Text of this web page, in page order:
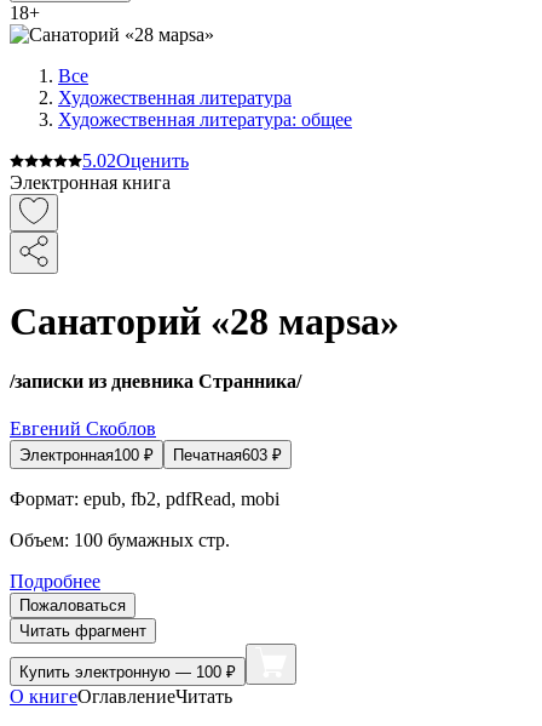
18+
Все
Художественная литература
Художественная литература: общее
5.02Оценить
Электронная книга
Санаторий «28 марsа»
/записки из дневника Странника/
Евгений Скоблов
Электронная100 ₽ Печатная603 ₽
Формат: epub, fb2, pdfRead, mobi
Объем: 100 бумажных стр.
Подробнее
Пожаловаться
Читать фрагмент
Купить электронную — 100 ₽
О книгеОглавлениеЧитать